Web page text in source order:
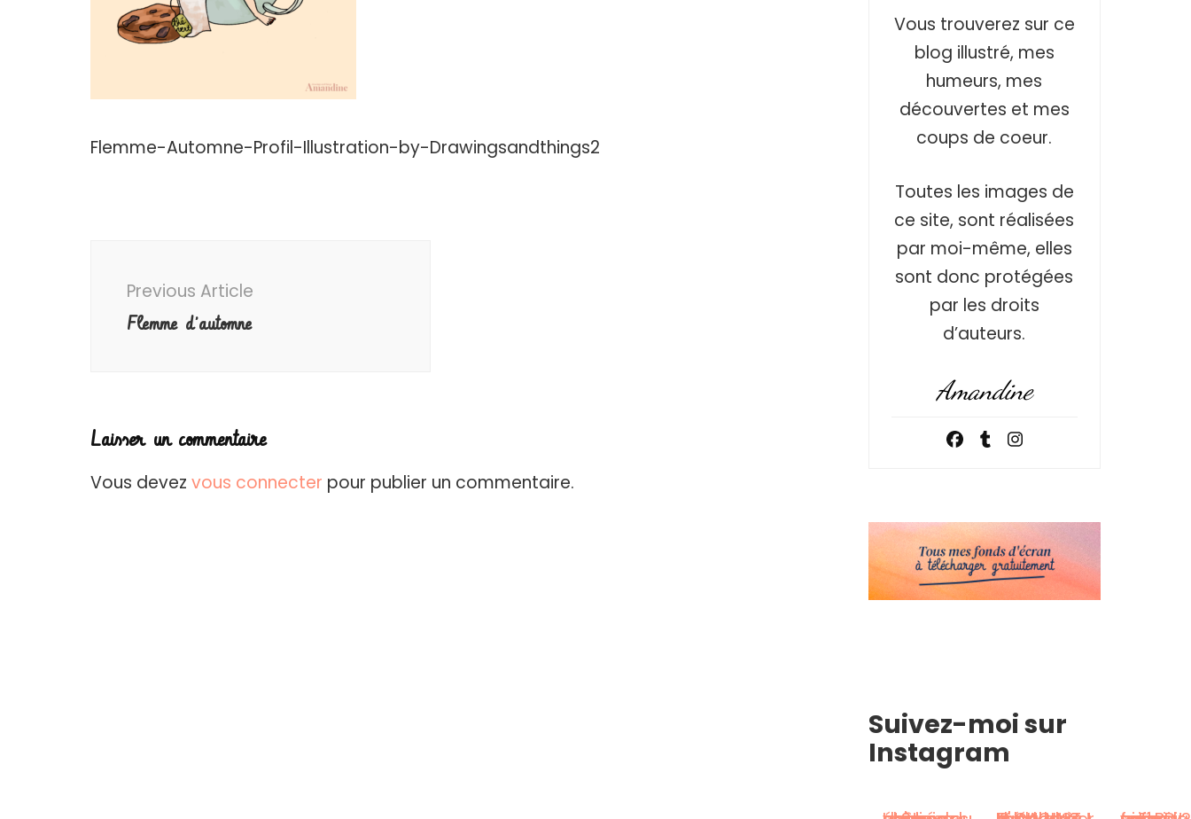
Flemme-Automne-Profil-Illustration-by-Drawingsandthings2
Navigation
Previous Article
Flemme d’automne
Laisser un commentaire
Vous devez vous connecter pour publier un commentaire.
Vous trouverez sur ce
blog illustré, mes
humeurs, mes
découvertes et mes
coups de coeur.
Toutes les images de
ce site, sont réalisées
par moi-même, elles
sont donc protégées
par les droits
d’auteurs.
Amandine
Suivez-moi sur
Instagram